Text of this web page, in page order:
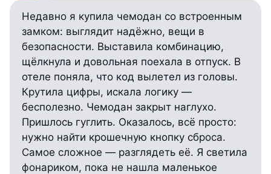
Недавно я купила чемодан со встроенным
замком: выглядит надёжно, вещи в
безопасности. Выставила комбинацию,
щёлкнула и довольная поехала в отпуск. В
отеле поняла, что код вылетел из головы.
Крутила цифры, искала логику —
бесполезно. Чемодан закрыт наглухо.
Пришлось гуглить. Оказалось, всё просто:
нужно найти крошечную кнопку сброса.
Самое сложное — разглядеть её. Я светила
фонариком, пока не нашла маленькое